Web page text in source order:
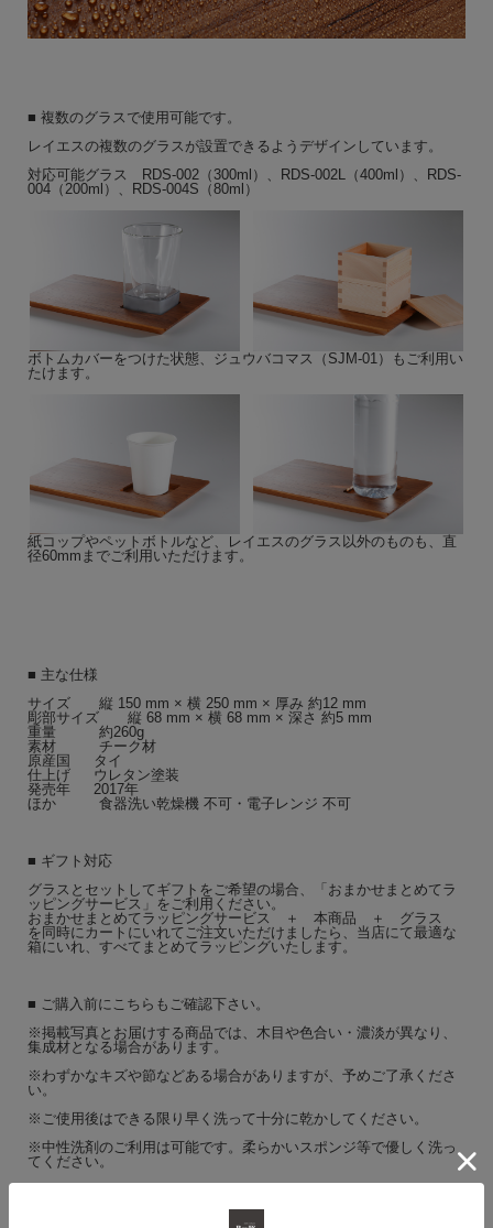
■ 複数のグラスで使用可能です。
レイエスの複数のグラスが設置できるようデザインしています。
対応可能グラス RDS-002（300ml）、RDS-002L（400ml）、RDS-
004（200ml）、RDS-004S（80ml）
ボトムカバーをつけた状態、ジュウバコマス（SJM-01）もご利用い
たけます。
紙コップやペットボトルなど、レイエスのグラス以外のものも、直
径60mmまでご利用いただけます。
■ 主な仕様
サイズ 縦 150 mm × 横 250 mm × 厚み 約12 mm
彫部サイズ 縦 68 mm × 横 68 mm × 深さ 約5 mm
重量 約260g
素材 チーク材
原産国 タイ
仕上げ ウレタン塗装
発売年 2017年
ほか 食器洗い乾燥機 不可・電子レンジ 不可
■ ギフト対応
グラスとセットしてギフトをご希望の場合、「おまかせまとめてラ
ッピングサービス」をご利用ください。
おまかせまとめてラッピングサービス ＋ 本商品 ＋ グラス
を同時にカートにいれてご注文いただけましたら、当店にて最適な
箱にいれ、すべてまとめてラッピングいたします。
■ ご購入前にこちらもご確認下さい。
※掲載写真とお届けする商品では、木目や色合い・濃淡が異なり、
集成材となる場合があります。
※わずかなキズや節などある場合がありますが、予めご了承くださ
い。
※ご使用後はできる限り早く洗って十分に乾かしてください。
※中性洗剤のご利用は可能です。柔らかいスポンジ等で優しく洗っ
てください。